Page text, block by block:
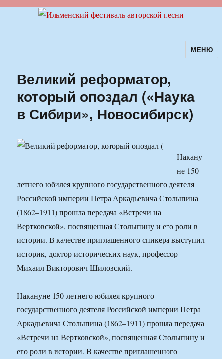
Ильменский фестиваль авторскойМЕНЮ
Великий реформатор,
который опоздал («Наука
в Сибири», Новосибирск)
Накану
не 150-
летнего юбилея крупного государственного деятеля
Российской империи Петра Аркадьевича Столыпина
(1862–1911) прошла передача «Встречи на
Вертковской», посвященная Столыпину и его роли в
истории. В качестве приглашенного спикера выступил
историк, доктор исторических наук, профессор
Михаил Викторович Шиловский.
Накануне 150-летнего юбилея крупного
государственного деятеля Российской империи Петра
Аркадьевича Столыпина (1862–1911) прошла передача
«Встречи на Вертковской», посвященная Столыпину и
его роли в истории. В качестве приглашенного